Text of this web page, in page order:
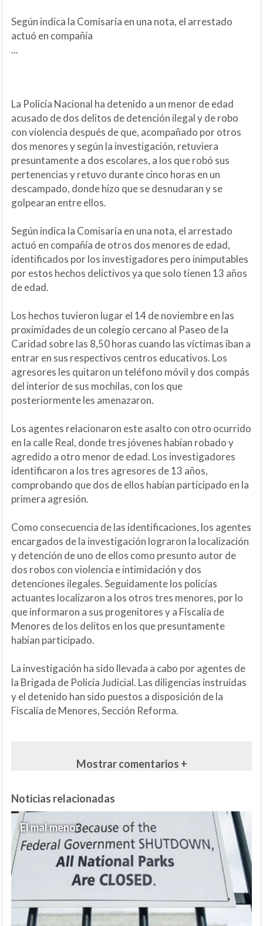
Según indica la Comisaría en una nota, el arrestado
actuó en compañía
...
La Policía Nacional ha detenido a un menor de edad
acusado de dos delitos de detención ilegal y de robo
con violencia después de que, acompañado por otros
dos menores y según la investigación, retuviera
presuntamente a dos escolares, a los que robó sus
pertenencias y retuvo durante cinco horas en un
descampado, donde hizo que se desnudaran y se
golpearan entre ellos.
Según indica la Comisaría en una nota, el arrestado
actuó en compañía de otros dos menores de edad,
identificados por los investigadores pero inimputables
por estos hechos delictivos ya que solo tienen 13 años
de edad.
Los hechos tuvieron lugar el 14 de noviembre en las
proximidades de un colegio cercano al Paseo de la
Caridad sobre las 8,50 horas cuando las víctimas iban a
entrar en sus respectivos centros educativos. Los
agresores les quitaron un teléfono móvil y dos compás
del interior de sus mochilas, con los que
posteriormente les amenazaron.
Los agentes relacionaron este asalto con otro ocurrido
en la calle Real, donde tres jóvenes habían robado y
agredido a otro menor de edad. Los investigadores
identificaron a los tres agresores de 13 años,
comprobando que dos de ellos habían participado en la
primera agresión.
Como consecuencia de las identificaciones, los agentes
encargados de la investigación lograron la localización
y detención de uno de ellos como presunto autor de
dos robos con violencia e intimidación y dos
detenciones ilegales. Seguidamente los policías
actuantes localizaron a los otros tres menores, por lo
que informaron a sus progenitores y a Fiscalía de
Menores de los delitos en los que presuntamente
habían participado.
La investigación ha sido llevada a cabo por agentes de
la Brigada de Policía Judicial. Las diligencias instruidas
y el detenido han sido puestos a disposición de la
Fiscalía de Menores, Sección Reforma.
Mostrar comentarios +
Noticias relacionadas
El mal menor